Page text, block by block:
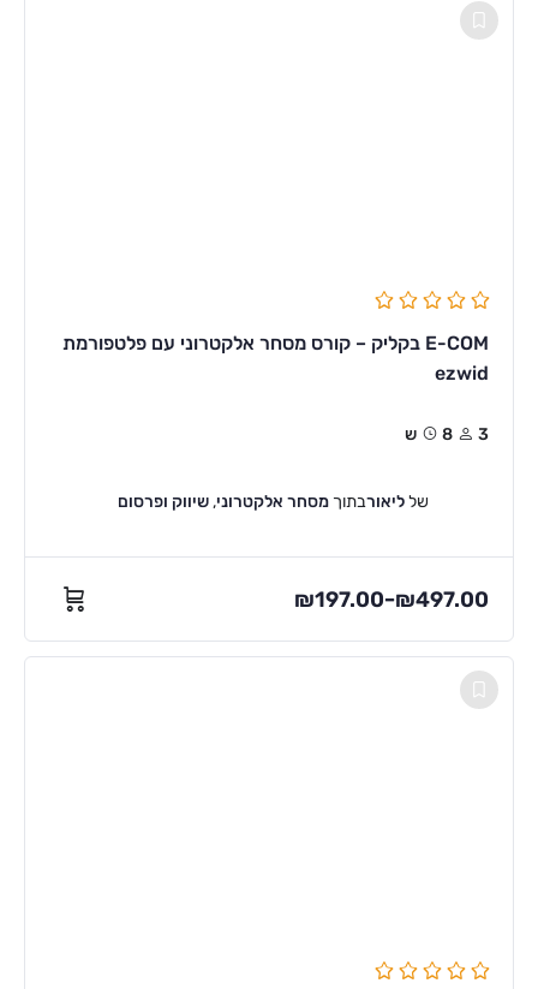
E-COM בקליק – קורס מסחר אלקטרוני עם פלטפורמת
ezwid
3 8ש
שלליאורבתוך מסחר אלקטרוני,שיווק ופרסום
₪197.00–₪497.00